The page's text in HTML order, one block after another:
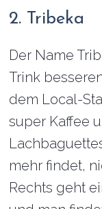
2. Tribeka
Der Name
Trink
dem Local-
super Kaffee
mehr findet,
Rechts geht